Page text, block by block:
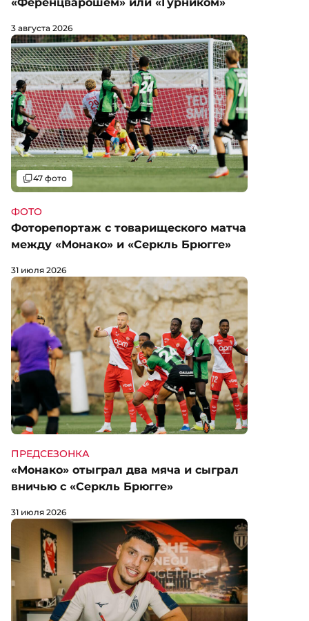
3 августа 2026
ФОТО
Фоторепортаж с товарищеского матча
между «Монако» и «Серкль Брюгге»
Галерея
47 фото
31 июля 2026
ПРЕДСЕЗОНКА
«Монако» отыграл два мяча и сыграл
вничью с «Серкль Брюгге»
31 июля 2026